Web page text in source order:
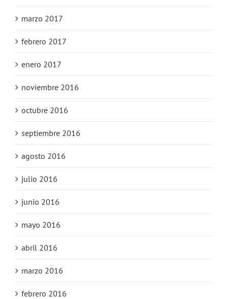
marzo 2017
febrero 2017
enero 2017
noviembre 2016
octubre 2016
septiembre 2016
agosto 2016
julio 2016
junio 2016
mayo 2016
abril 2016
marzo 2016
febrero 2016